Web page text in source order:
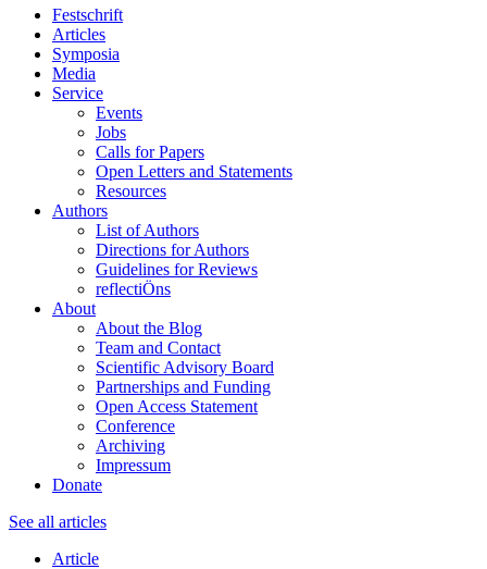
Festschrift
Articles
Symposia
Media
Service
Events
Jobs
Calls for Papers
Open Letters and Statements
Resources
Authors
List of Authors
Directions for Authors
Guidelines for Reviews
reflectiÖns
About
About the Blog
Team and Contact
Scientific Advisory Board
Partnerships and Funding
Open Access Statement
Conference
Archiving
Impressum
Donate
See all articles
Article